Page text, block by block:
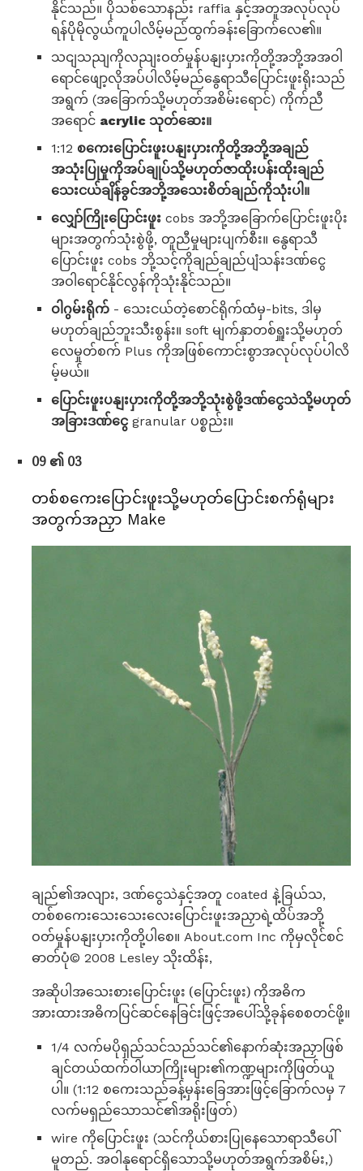
နိုင်သည်။ ပိုသစ်သောနည်း raffia နှင့်အတူအလုပ်လုပ်
ရန်ပိုမိုလွယ်ကူပါလိမ့်မည်ထွက်ခန်းခြောက်လေ၏။
သငျသညျကိုလညျးဝတ်မှုန်ပနျးပှားကိုတို့အဘို့အအဝါ
ရောင်ဖျော့လိုအပ်ပါလိမ့်မည်နွေရာသီပြောင်းဖူးရိုးသည်
အရွက် (အခြောက်သို့မဟုတ်အစိမ်းရောင်) ကိုက်ညီ
အရောင် acrylic သုတ်ဆေး။
1:12 စကေးပြောင်းဖူးပနျးပှားကိုတို့အဘို့အချည်
အသုံးပြုမှုကိုအပ်ချုပ်သို့မဟုတ်ဇာထိုးပန်းထိုးချည်
သေးငယ်ချိန်ခွင်အဘို့အသေးစိတ်ချည်ကိုသုံးပါ။
လျှော်ကြိုးပြောင်းဖူး cobs အဘို့အခြောက်ပြောင်းဖူးပိုး
များအတွက်သုံးစွဲဖို့, တူညီမှုများပျက်စီး။ နွေရာသီ
ပြောင်းဖူး cobs ဘို့သင့်ကိုချည်ချည်ပျံသန်းဒဏ်ငွေ
အဝါရောင်နိုင်လွန်ကိုသုံးနိုင်သည်။
ဝါဂွမ်းရိုက် - သေးငယ်တဲ့စောင်ရိုက်ထံမှ-bits, ဒါမှ
မဟုတ်ချည်ဘူးသီးစွန်း။ soft မျက်နှာတစ်ရှူးသို့မဟုတ်
လေမှုတ်စက် Plus ကိုအဖြစ်ကောင်းစွာအလုပ်လုပ်ပါလိ
မ့်မယ်။
ပြောင်းဖူးပနျးပှားကိုတို့အဘို့သုံးစွဲဖို့ဒဏ်ငွေသဲသို့မဟုတ်
အခြားဒဏ်ငွေ granular ပစ္စည်း။
09 ၏ 03
တစ်စကေးပြောင်းဖူးသို့မဟုတ်ပြောင်းစက်ရုံများ
အတွက်အညှာ Make
ချည်၏အလျား, ဒဏ်ငွေသဲနှင့်အတူ coated နဲ့ခြယ်သ,
တစ်စကေးသေးသေးလေးပြောင်းဖူးအညှာရဲ့ထိပ်အဘို့
ဝတ်မှုန်ပနျးပှားကိုတို့ပါစေ။ About.com Inc ကိုမှလိုင်စင်
ဓာတ်ပုံ© 2008 Lesley သိုးထိန်း,
အဆိုပါအသေးစားပြောင်းဖူး (ပြောင်းဖူး) ကိုအဓိက
အားထားအဓိကပြင်ဆင်နေခြင်းဖြင့်အပေါ်သို့ခုန်စေစတင်ဖို့။
1/4 လက်မပိုရှည်သင်သည်သင်၏နောက်ဆုံးအညှာဖြစ်
ချင်တယ်ထက်ဝါယာကြိုးများ၏ကဏ္ဍများကိုဖြတ်ယူ
ပါ။ (1:12 စကေးသည်ခန့်မှန်းခြေအားဖြင့်ခြောက်လမှ 7
လက်မရှည်သောသင်၏အရိုးဖြတ်)
wire ကိုပြောင်းဖူး (သင်ကိုယ်စားပြုနေသောရာသီပေါ်
မူတည်. အဝါနုရောင်ရှိသောသို့မဟုတ်အရွက်အစိမ်း,)